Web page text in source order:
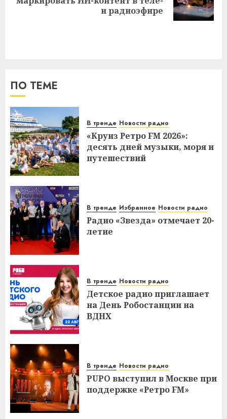
и радиоэфире
ПО ТЕМЕ
В тренде Новости радио
«Круиз Ретро FM 2026»:
десять дней музыки, моря и
путешествий
В тренде Избранное Новости радио
Радио «Звезда» отмечает 20-
летие
В тренде Новости радио
Детское радио приглашает
на День Робостанции на
ВДНХ
В тренде Новости радио
PUPO выступил в Москве при
поддержке «Ретро FM»